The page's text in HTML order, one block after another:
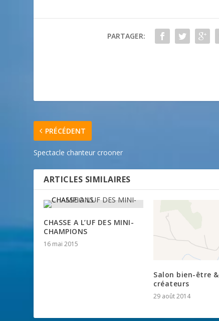
PARTAGER:
PRÉCÉDENT
Spectacle chanteur crooner
ARTICLES SIMILAIRES
CHASSE A L’UF DES MINI-
CHAMPIONS
16 mai 2015
Salon bien-être &
créateurs
29 août 2014